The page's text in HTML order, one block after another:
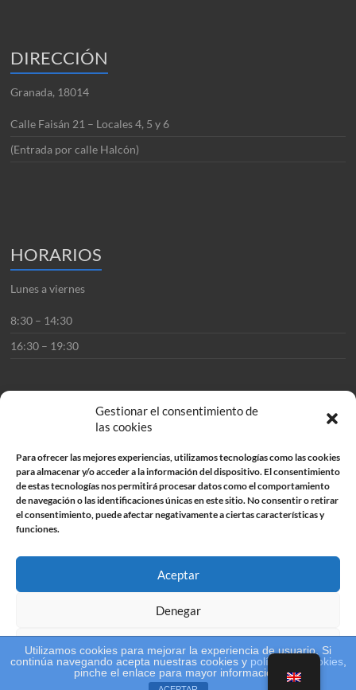
Gestionar el consentimiento de
las cookies
Para ofrecer las mejores experiencias, utilizamos tecnologías como las cookies
para almacenar y/o acceder a la información del dispositivo. El consentimiento
de estas tecnologías nos permitirá procesar datos como el comportamiento
de navegación o las identificaciones únicas en este sitio. No consentir o retirar
el consentimiento, puede afectar negativamente a ciertas características y
funciones.
Aceptar
Denegar
Ver preferencias
Política de cookiesPolítica de privacidad
DIRECCIÓN
Granada, 18014
Calle Faisán 21 – Locales 4, 5 y 6
(Entrada por calle Halcón)
HORARIOS
Lunes a viernes
8:30 – 14:30
16:30 – 19:30
CONTACTO
Llámanos o envíanos tu consulta
(+34) 958 293 754
Copyright © 2026Asitec. All rights reserved. ThemeSpacious
by ThemeGrill.
Powered by:WordPress.
Utilizamos cookies para mejorar la experiencia de usuario. Si
continúa navegando acepta nuestras cookies y política de cookies,
pinche el enlace para mayor información.